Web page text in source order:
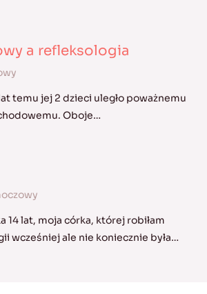
a refleksologia
temu jej 2 dzieci uległo poważnemu
Oboje…
14 lat, moja córka, której robiłam
wcześniej ale nie koniecznie była…